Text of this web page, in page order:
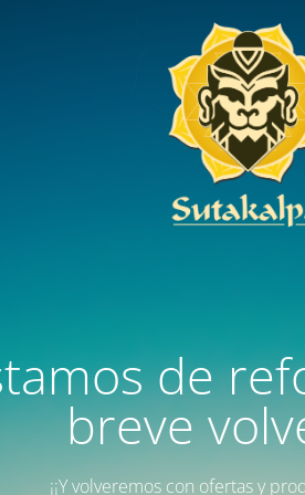
de
breve
¡¡Y volveremos con ofertas y